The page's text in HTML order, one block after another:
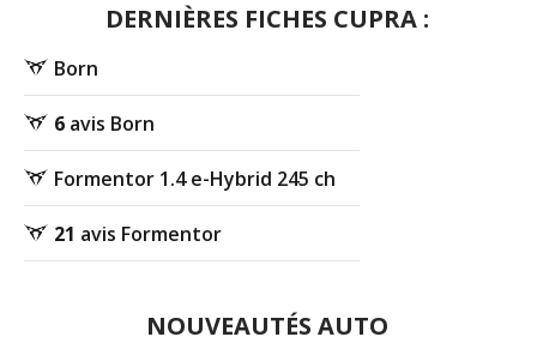
DERNIÈRES FICHES CUPRA :
Born
6 avis Born
Formentor 1.4 e-Hybrid 245 ch
21 avis Formentor
NOUVEAUTÉS AUTO